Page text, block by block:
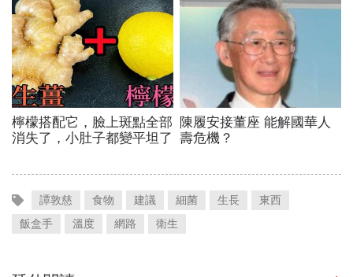
譚敦慈 食物 建議 細菌 生長
東西
飯盒手
溫度 網路 衛生